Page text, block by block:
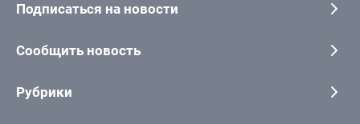
Подписаться на новости
Сообщить новость
Рубрики